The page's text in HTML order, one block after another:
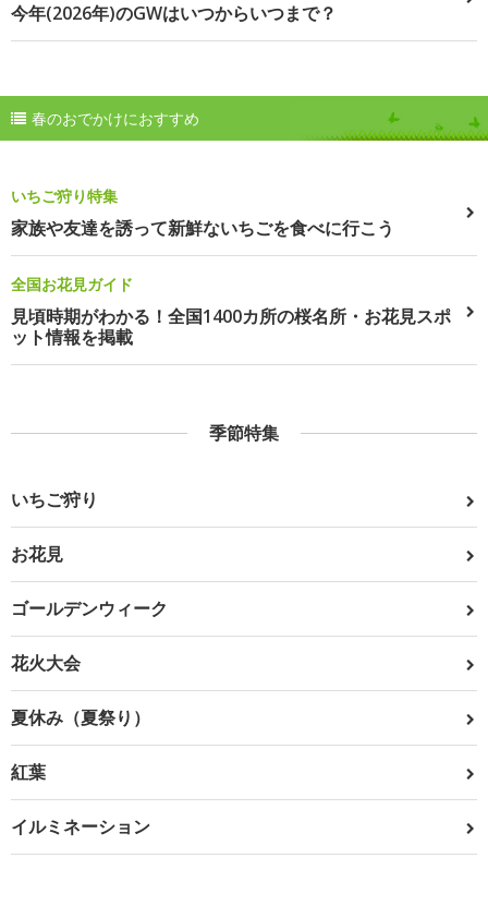
今年(2026年)のGWはいつからいつまで？
春のおでかけにおすすめ
いちご狩り特集
家族や友達を誘って新鮮ないちごを食べに行こう
全国お花見ガイド
見頃時期がわかる！全国1400カ所の桜名所・お花見スポ
ット情報を掲載
季節特集
いちご狩り
お花見
ゴールデンウィーク
花火大会
夏休み（夏祭り）
紅葉
イルミネーション